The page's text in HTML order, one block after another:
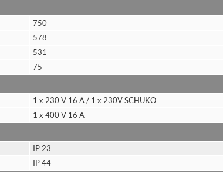
750
578
531
75
1 x 230 V 16 A / 1 x 230V SCHUKO
1 x 400 V 16 A
IP 23
IP 44